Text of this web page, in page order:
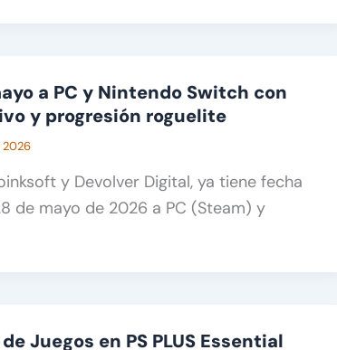
a PC y Nintendo Switch con
y progresión roguelite
2026
y Devolver Digital, ya tiene fecha
de mayo de 2026 a PC (Steam) y
Juegos en PS PLUS Essential